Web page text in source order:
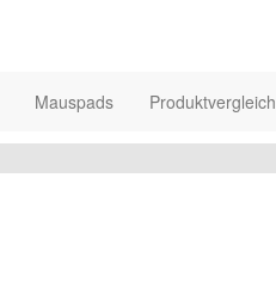
Mauspads Produktvergleich